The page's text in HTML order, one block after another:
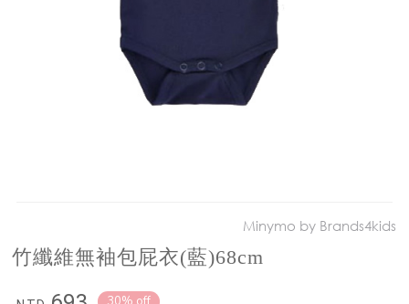
Minymo by Brands4kids
竹纖維無袖包屁衣(藍)68cm